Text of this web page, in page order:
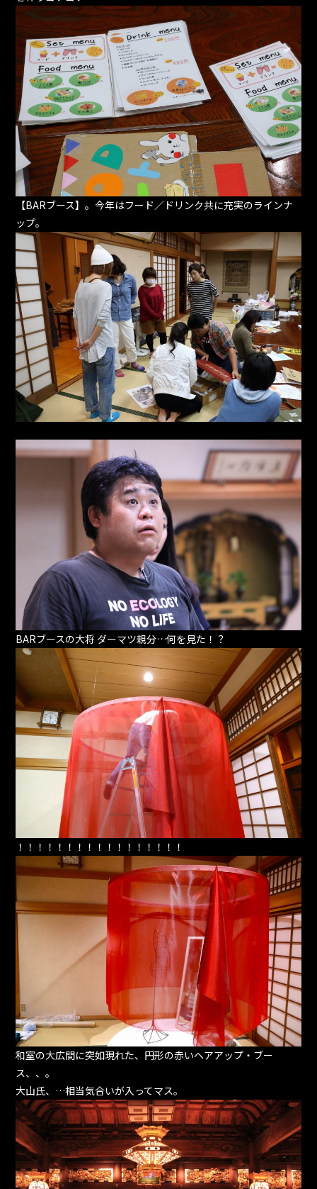
【BARブース】。今年はフード／ドリンク共に充実のラインナ
ップ。
BARブースの大将 ダーマツ親分…何を見た！？
！！！！！！！！！！！！！！！！！
和室の大広間に突如現れた、円形の赤いヘアアップ・ブー
ス、、。
大山氏、…相当気合いが入ってマス。